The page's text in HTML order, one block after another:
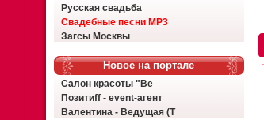
Русская свадьба
Свадебные песни MP3
Загсы Москвы
Новое на портале
Салон красоты "Ве
Позитиff - event-агент
Валентина - Ведущая (Т